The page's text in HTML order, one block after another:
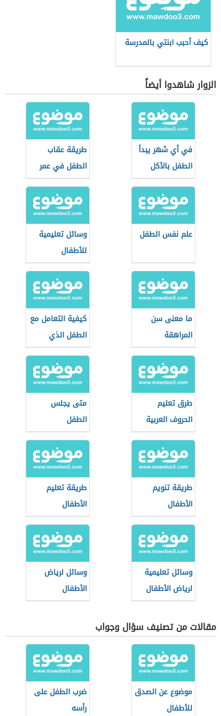
كيف أحبب ابنتي بالمدرسة
الزوار شاهدوا أيضاً
في أي شهر يبدأ
الطفل بالأكل
طريقة عقاب
الطفل في عمر
السنتين
علم نفس الطفل
وسائل تعليمية
للأطفال
ما معنى سن
المراهقة
كيفية التعامل مع
الطفل الذي
يرفض الطعام
طرق تعليم
الحروف العربية
للأطفال
متى يجلس
الطفل
طريقة تنويم
الأطفال
طريقة تعليم
الأطفال
وسائل تعليمية
لرياض الأطفال
وسائل لرياض
الأطفال
مقالات من تصنيف سؤال وجواب
موضوع عن الصدق
للأطفال
ضرب الطفل على
رأسه